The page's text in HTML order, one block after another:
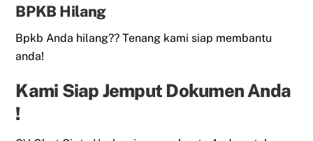
BPKB Hilang
Bpkb Anda hilang?? Tenang kami siap membantu
anda!
Kami Siap Jemput Dokumen Anda
!